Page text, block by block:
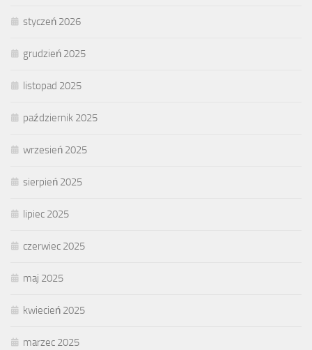
styczeń 2026
grudzień 2025
listopad 2025
październik 2025
wrzesień 2025
sierpień 2025
lipiec 2025
czerwiec 2025
maj 2025
kwiecień 2025
marzec 2025